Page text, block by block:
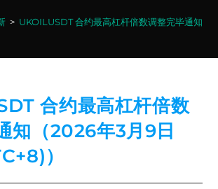
> UKOILUSDT 合约最高杠杆倍数调整完毕通知（
合约最高杠杆倍数
知（2026年3月9日
）